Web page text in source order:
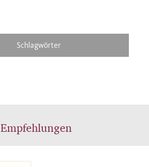
Schlagwörter
Empfehlungen